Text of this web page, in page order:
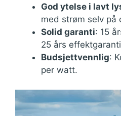
God ytelse i lavt
med strøm selv på
Solid garanti: 15
25 års
Budsjettvennlig:
per watt.